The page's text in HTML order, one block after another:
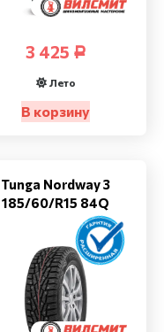
3 425 Р
Лето
В корзину
Tunga Nordway 3
185/60/R15 84Q